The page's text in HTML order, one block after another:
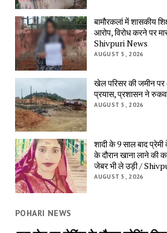
बामौरकलां में शासकीय
आरोप, विरोध करने पर
Shivpuri News
AUGUST 5, 2026
खेल परिसर की जमीन पर
प्रयास, प्रशासन ने
AUGUST 5, 2026
शादी के 9 साल बाद
के दौरान खाना लाने की
जेबर भी ले उड़ी /
AUGUST 5, 2026
POHARI NEWS